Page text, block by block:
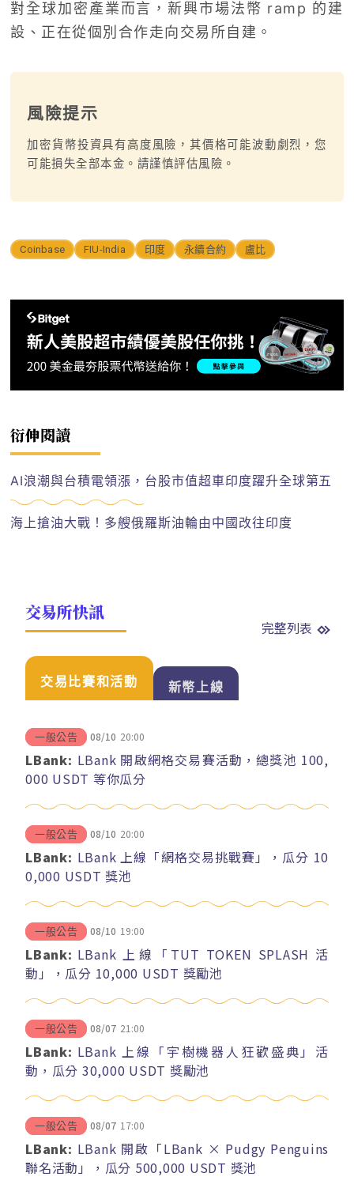
對全球加密產業而言，新興市場法幣 ramp 的建
設、正在從個別合作走向交易所自建。
風險提示
加密貨幣投資具有高度風險，其價格可能波動劇烈，您
可能損失全部本金。請謹慎評估風險。
Coinbase FIU-India 印度 永續合約 盧比
衍伸閱讀
AI浪潮與台積電領漲，台股市值超車印度躍升全球第五
海上搶油大戰！多艘俄羅斯油輪由中國改往印度
交易所快訊
完整列表
交易比賽和活動 新幣上線
一般公告 08/10 20:00
LBank: LBank 開啟網格交易賽活動，總獎池 100,
000 USDT 等你瓜分
一般公告 08/10 20:00
LBank: LBank 上線「網格交易挑戰賽」，瓜分 10
0,000 USDT 獎池
一般公告 08/10 19:00
LBank: LBank 上線「TUT TOKEN SPLASH 活
動」，瓜分 10,000 USDT 獎勵池
一般公告 08/07 21:00
LBank: LBank 上線「宇樹機器人狂歡盛典」活
動，瓜分 30,000 USDT 獎勵池
一般公告 08/07 17:00
LBank: LBank 開啟「LBank × Pudgy Penguins
聯名活動」，瓜分 500,000 USDT 獎池